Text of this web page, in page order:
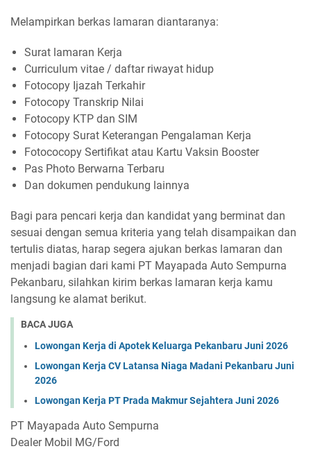
Melampirkan berkas lamaran diantaranya:
Surat lamaran Kerja
Curriculum vitae / daftar riwayat hidup
Fotocopy Ijazah Terkahir
Fotocopy Transkrip Nilai
Fotocopy KTP dan SIM
Fotocopy Surat Keterangan Pengalaman Kerja
Fotococopy Sertifikat atau Kartu Vaksin Booster
Pas Photo Berwarna Terbaru
Dan dokumen pendukung lainnya
Bagi para pencari kerja dan kandidat yang berminat dan
sesuai dengan semua kriteria yang telah disampaikan dan
tertulis diatas, harap segera ajukan berkas lamaran dan
menjadi bagian dari kami PT Mayapada Auto Sempurna
Pekanbaru, silahkan kirim berkas lamaran kerja kamu
langsung ke alamat berikut.
BACA JUGA
Lowongan Kerja di Apotek Keluarga Pekanbaru Juni 2026
Lowongan Kerja CV Latansa Niaga Madani Pekanbaru Juni
2026
Lowongan Kerja PT Prada Makmur Sejahtera Juni 2026
PT Mayapada Auto Sempurna
Dealer Mobil MG/Ford